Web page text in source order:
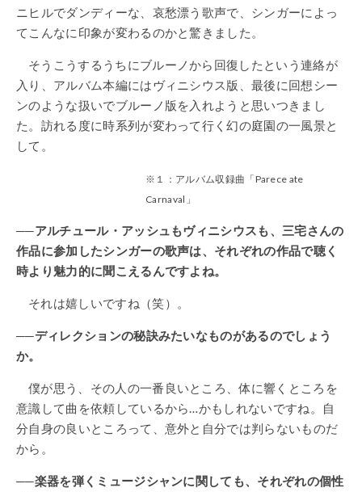
ニヒルでダンディーな、哀愁漂う歌声で、シンガーによっ
てこんなに印象が変わるのかと驚きました。
そうこうするうちにブルーノから回復したという連絡が
入り、アルバム本編にはヴィニシウス版、最後に回想シー
ンのような扱いでブルーノ版を入れようと思いつきまし
た。訪れる度に時系列が変わって行く幻の庭園の一風景と
して。
※１：アルバム収録曲「Parece ate
Carnaval」
──アルチュール・アッシュもヴィニシウスも、三宅さんの
作品に参加したシンガーの歌声は、それぞれの作品で聴く
時より魅力的に聞こえるんですよね。
それは嬉しいですね（笑）。
──ディレクションの秘訣みたいなものがあるのでしょう
か。
僕が思う、その人の一番良いところ、体に響くところを
意識して曲を依頼しているから…かもしれないですね。自
分自身の良いところって、意外と自分では判らないものだ
から。
──楽器を弾くミュージシャンに関しても、それぞれの個性